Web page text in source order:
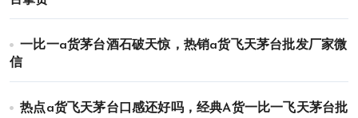
一比一a货茅台酒石破天惊，热销a货飞天茅台批发厂家微
信
热点a货飞天茅台口感还好吗，经典A货一比一飞天茅台批